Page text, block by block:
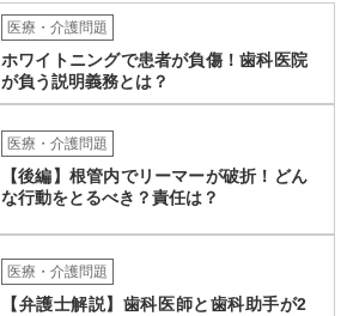
医療・介護問題
ホワイトニングで患者が負傷！歯科医院
が負う説明義務とは？
医療・介護問題
【後編】根管内でリーマーが破折！どん
な行動をとるべき？責任は？
医療・介護問題
【弁護士解説】歯科医師と歯科助手が2